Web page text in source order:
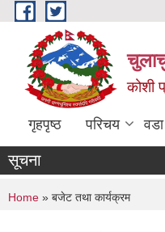
Skip to main content
कोशी
गृहपृष्ठ परिचय
सूचना
You are here
Home » बजेट तथा कार्यक्रम